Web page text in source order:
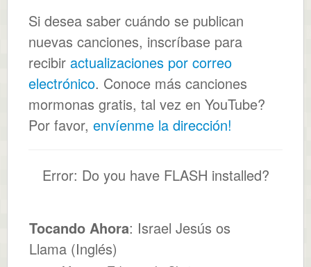
Si desea saber cuándo se publican
nuevas canciones, inscríbase para
recibir actualizaciones por correo
electrónico. Conoce más canciones
mormonas gratis, tal vez en YouTube?
Por favor, envíenme la dirección!
Error: Do you have FLASH installed?
Tocando Ahora: Israel Jesús os
Llama (Inglés)